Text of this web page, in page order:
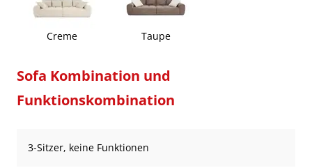
Creme Taupe
Sofa Kombination und
Funktionskombination
3-Sitzer, keine Funktionen